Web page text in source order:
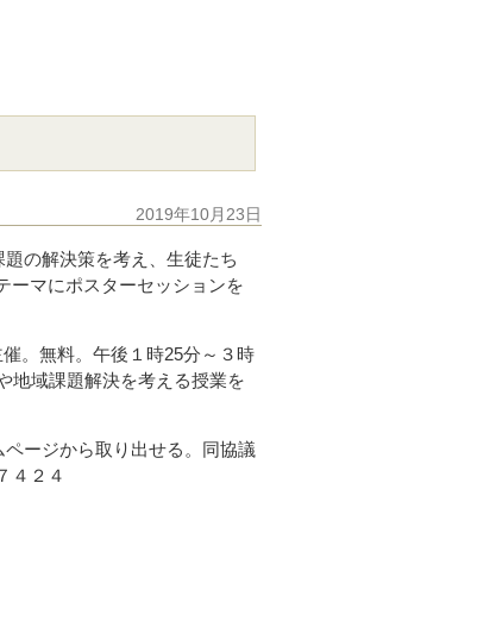
2019年10月23日
の解決策を考え、生徒たち
マにポスターセッションを
。無料。午後１時25分～３時
地域課題解決を考える授業を
ージから取り出せる。同協議
４２４